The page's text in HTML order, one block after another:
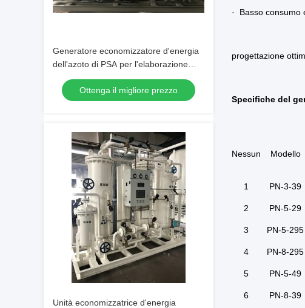
Generatore economizzatore d'energia
dell'azoto di PSA per l'elaborazione
della bevanda e dell'alimento
Ottenga il migliore prezzo
Unità economizzatrice d'energia
· Basso consumo
progettazione
Specifiche del
Nessun Modello
1
2
3
4
PN-3-39
PN-5-29
PN-5-295
PN-8-295
5
6
PN-5-49
PN-8-39